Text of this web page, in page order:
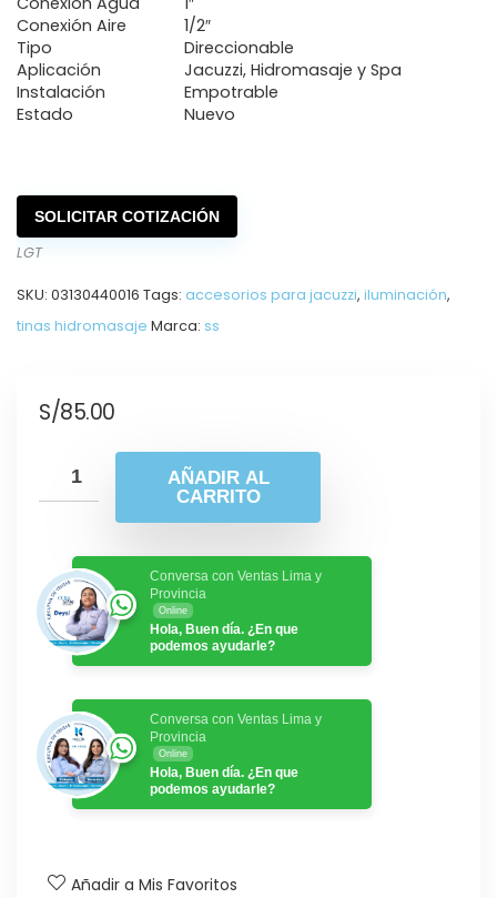
Conexión Aire
1/2″
Tipo
Direccionable
Aplicación
Jacuzzi, Hidromasaje y Spa
Instalación
Empotrable
Estado
Nuevo
SOLICITAR COTIZACIÓN
LGT
SKU: 03130440016 Tags: accesorios para jacuzzi, iluminación,
tinas hidromasaje Marca: ss
S/85.00
AÑADIR AL
CARRITO
Conversa con Ventas Lima y
Provincia
Online
Hola, Buen día. ¿En que
podemos ayudarle?
Conversa con Ventas Lima y
Provincia
Online
Hola, Buen día. ¿En que
podemos ayudarle?
Añadir a Mis Favoritos